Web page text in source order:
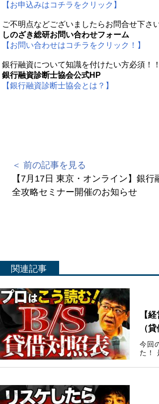
【お申込みはコチラをクリック】
ご不明点などございましたらお問合せ下さい
しのざき総研お問い合わせフォーム
【お問い合わせはコチラをクリック！】
銀行融資について知識を付けたい方必須！！
銀行融資診断士協会公式HP
【銀行融資診断士協会とは？】
＜ 前の記事を見る
【7月17日 東京・オンライン】銀行
全攻略セミナー開催のお知らせ
関連記事
【
（
今回
た！